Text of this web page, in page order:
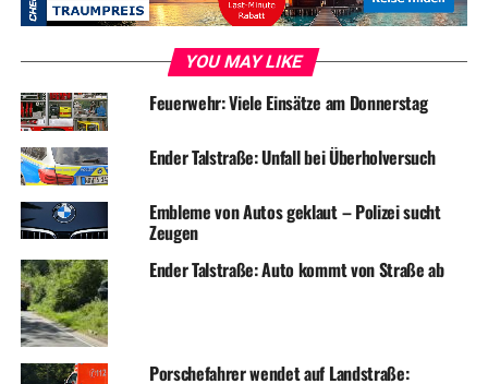
YOU MAY LIKE
Feuerwehr: Viele Einsätze am Donnerstag
Ender Talstraße: Unfall bei Überholversuch
Embleme von Autos geklaut – Polizei sucht
Zeugen
Ender Talstraße: Auto kommt von Straße ab
Porschefahrer wendet auf Landstraße: